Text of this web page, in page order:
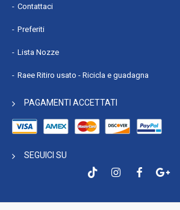
Contattaci
Preferiti
Lista Nozze
Raee Ritiro usato - Ricicla e guadagna
PAGAMENTI ACCETTATI
SEGUICI SU